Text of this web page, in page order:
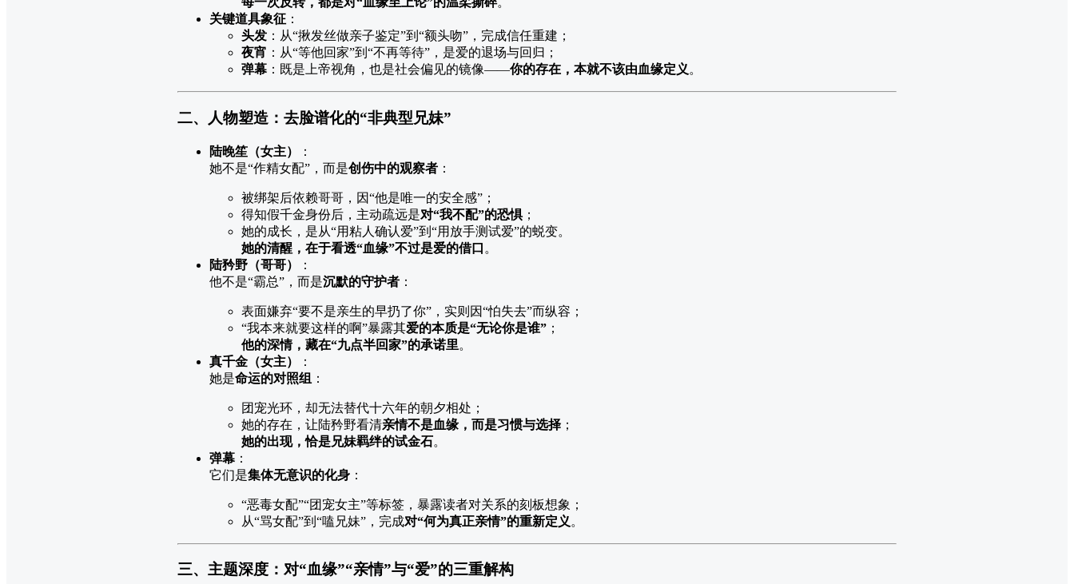
关键道具象征 ：
头发 ：从“揪发丝做亲子鉴定”到“额头吻”，完成信任重建；
夜宵 ：从“等他回家”到“不再等待”，是爱的退场与回归；
弹幕 ：既是上帝视角，也是社会偏见的镜像——你的存在，本就不该由血缘定义 。
二、人物塑造：去脸谱化的“非典型兄妹”
陆晚笙（女主）
：
她不是“作精女配”，而是创伤中的观察者 ：
被绑架后依赖哥哥，因“他是唯一的安全感”；
得知假千金身份后，主动疏远是对“我不配”的恐惧 ；
她的成长，是从“用粘人确认爱”到“用放手测试爱”的蜕变。
她的清醒，在于看透“血缘”不过是爱的借口 。
陆矜野（哥哥）
：
他不是“霸总”，而是沉默的守护者 ：
表面嫌弃“要不是亲生的早扔了你”，实则因“怕失去”而纵容；
“我本来就要这样的啊”暴露其爱的本质是“无论你是谁” ；
他的深情，藏在“九点半回家”的承诺里。
真千金（女主）
：
她是命运的对照组 ：
团宠光环，却无法替代十六年的朝夕相处；
她的存在，让陆矜野看清亲情不是血缘，而是习惯与选择 ；
她的出现，恰是兄妹羁绊的试金石。
弹幕 ：
它们是集体无意识的化身 ：
“恶毒女配”“团宠女主”等标签，暴露读者对关系的刻板想象；
从“骂女配”到“嗑兄妹”，完成对“何为真正亲情”的重新定义 。
三、主题深度：对“血缘”“亲情”与“爱”的三重解构